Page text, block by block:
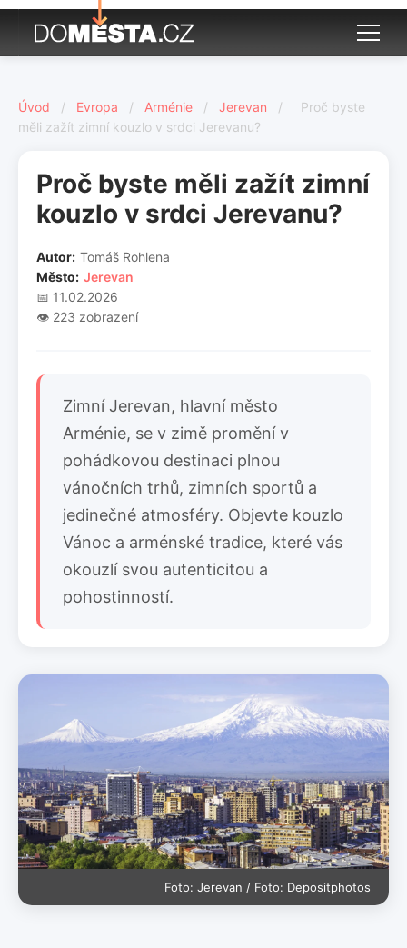
Úvod / Evropa / Arménie / Jerevan /
Proč byste
měli zažít zimní kouzlo v srdci Jerevanu?
Proč byste měli zažít zimní
kouzlo v srdci Jerevanu?
Autor: Tomáš Rohlena
Město: Jerevan
📅 11.02.2026
👁️ 223 zobrazení
Zimní Jerevan, hlavní město
Arménie, se v zimě promění v
pohádkovou destinaci plnou
vánočních trhů, zimních sportů a
jedinečné atmosféry. Objevte kouzlo
Vánoc a arménské tradice, které vás
okouzlí svou autenticitou a
pohostinností.
Foto: Jerevan / Foto: Depositphotos